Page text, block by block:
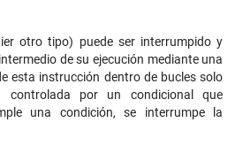
otro tipo) puede ser interrumpido y
de su ejecución mediante una
esta instrucción dentro de bucles solo
controlada por un condicional que
una condición, se interrumpe la